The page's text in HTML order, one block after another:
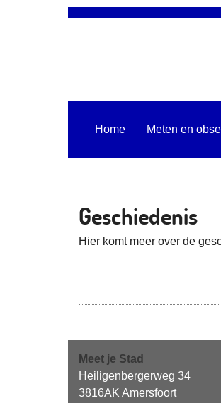
Home Meten en
Geschiedenis
Hier komt meer over de
Meet je Stad
Heiligenbergerweg 34
3816AK Amersfoort